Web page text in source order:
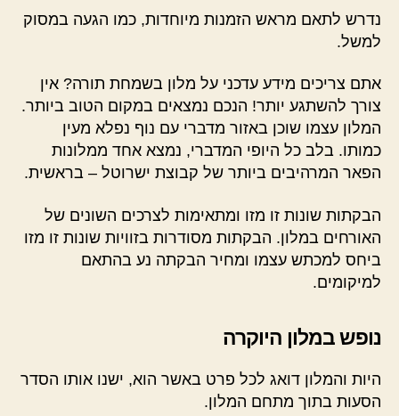
נדרש לתאם מראש הזמנות מיוחדות, כמו הגעה במסוק
למשל.
אתם צריכים מידע עדכני על מלון בשמחת תורה? אין
צורך להשתגע יותר! הנכם נמצאים במקום הטוב ביותר.
המלון עצמו שוכן באזור מדברי עם נוף נפלא מעין
כמותו. בלב כל היופי המדברי, נמצא אחד ממלונות
הפאר המרהיבים ביותר של קבוצת ישרוטל – בראשית.
הבקתות שונות זו מזו ומתאימות לצרכים השונים של
האורחים במלון. הבקתות מסודרות בזוויות שונות זו מזו
ביחס למכתש עצמו ומחיר הבקתה נע בהתאם
למיקומים.
נופש במלון היוקרה
היות והמלון דואג לכל פרט באשר הוא, ישנו אותו הסדר
הסעות בתוך מתחם המלון.